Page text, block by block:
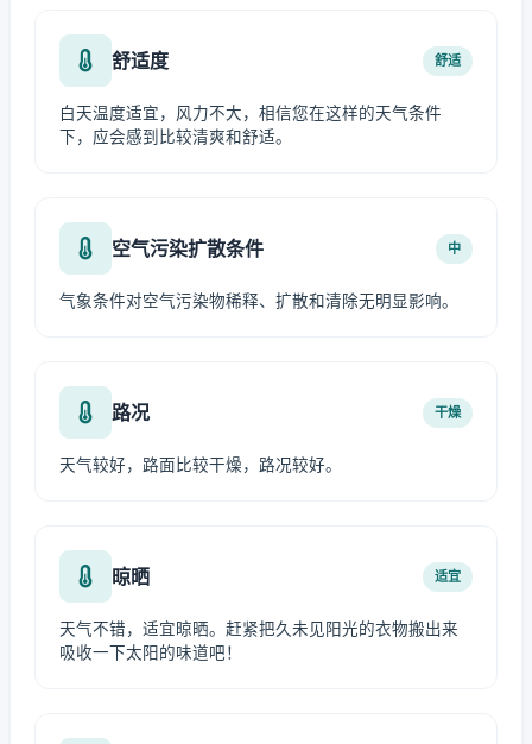
舒适度 舒适
白天温度适宜，风力不大，相信您在这样的天气条件
下，应会感到比较清爽和舒适。
空气污染扩散条件 中
气象条件对空气污染物稀释、扩散和清除无明显影响。
路况 干燥
天气较好，路面比较干燥，路况较好。
晾晒 适宜
天气不错，适宜晾晒。赶紧把久未见阳光的衣物搬出来
吸收一下太阳的味道吧！